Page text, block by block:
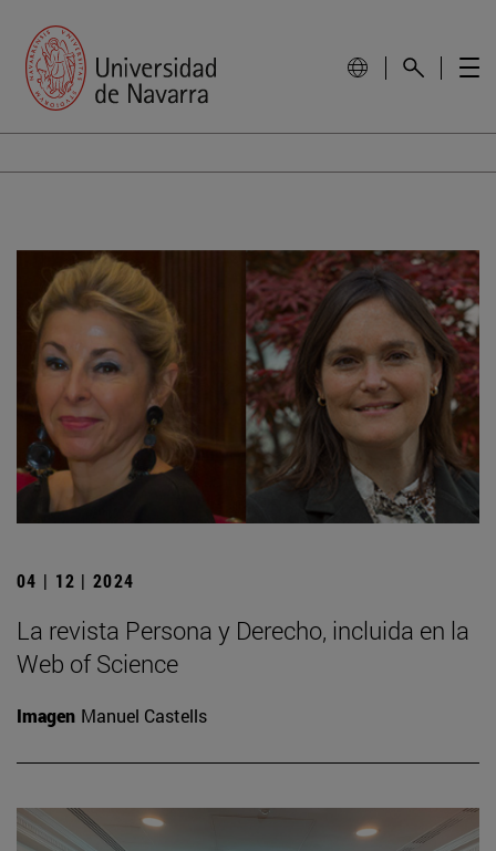
04 | 12 | 2024
La revista Persona y Derecho, incluida en la
Web of Science
Imagen Manuel Castells